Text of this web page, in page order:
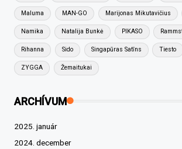
Maluma MAN-GO Marijonas Mikutavičius
Namika Natalija Bunkė PIKASO
Rihanna Sido Singapūras Satīns Tiesto
ZYGGA Žemaitukai
ARCHÍVUM
2025. január
2024. december